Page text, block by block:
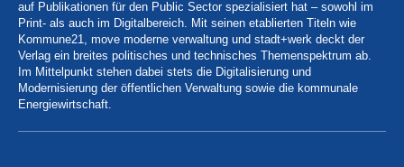
auf Publikationen für den Public Sector spezialisiert hat – sowohl im
Print- als auch im Digitalbereich. Mit seinen etablierten Titeln wie
Kommune21, move moderne verwaltung und stadt+werk deckt der
Verlag ein breites politisches und technisches Themenspektrum ab.
Im Mittelpunkt stehen dabei stets die Digitalisierung und
Modernisierung der öffentlichen Verwaltung sowie die kommunale
Energiewirtschaft.